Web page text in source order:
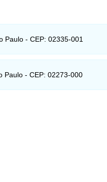
Paulo - CEP: 02335-001
Paulo - CEP: 02273-000